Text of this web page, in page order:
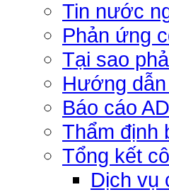
Tin nước
Phản ứng
Tại sao
Hướng
Báo cáo
Thẩm định
Tổng kết
Dịch vụ